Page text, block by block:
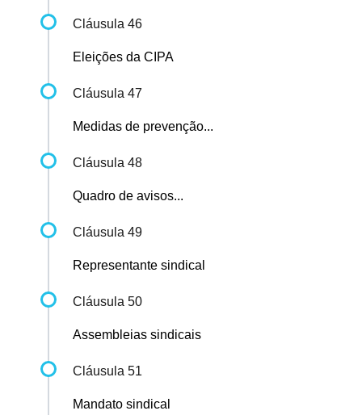
Cláusula 46
Eleições da CIPA
Cláusula 47
Medidas de prevenção...
Cláusula 48
Quadro de avisos...
Cláusula 49
Representante sindical
Cláusula 50
Assembleias sindicais
Cláusula 51
Mandato sindical